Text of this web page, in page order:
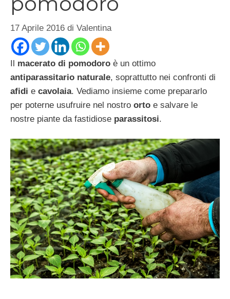
17 Aprile 2016 di Valentina
Il macerato di pomodoro è un ottimo
antiparassitario naturale, soprattutto nei confronti di
afidi e cavolaia. Vediamo insieme come prepararlo
per poterne usufruire nel nostro orto e salvare le
nostre piante da fastidiose parassitosi.